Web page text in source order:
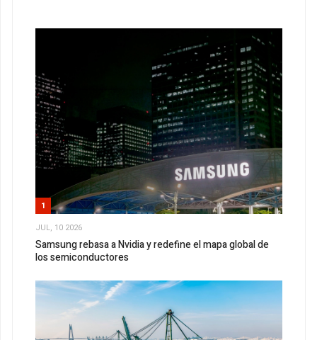
1
JUL, 10 2026
Samsung rebasa a Nvidia y redefine el mapa global de
los semiconductores